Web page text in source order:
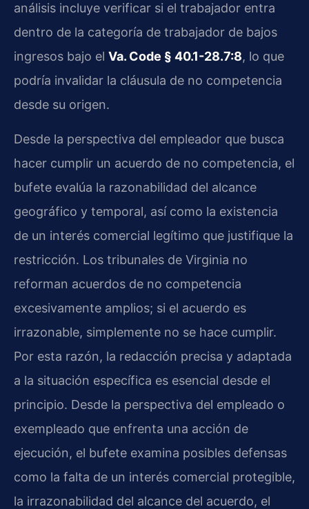
análisis incluye verificar si el trabajador entra
dentro de la categoría de trabajador de bajos
ingresos bajo el Va. Code § 40.1-28.7:8, lo que
podría invalidar la cláusula de no competencia
desde su origen.
Desde la perspectiva del empleador que busca
hacer cumplir un acuerdo de no competencia, el
bufete evalúa la razonabilidad del alcance
geográfico y temporal, así como la existencia
de un interés comercial legítimo que justifique la
restricción. Los tribunales de Virginia no
reforman acuerdos de no competencia
excesivamente amplios; si el acuerdo es
irrazonable, simplemente no se hace cumplir.
Por esta razón, la redacción precisa y adaptada
a la situación específica es esencial desde el
principio. Desde la perspectiva del empleado o
exempleado que enfrenta una acción de
ejecución, el bufete examina posibles defensas
como la falta de un interés comercial protegible,
la irrazonabilidad del alcance del acuerdo, el